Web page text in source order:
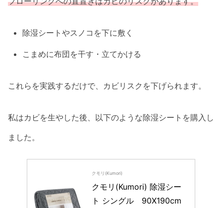
除湿シートやスノコを下に敷く
こまめに布団を干す・立てかける
これらを実践するだけで、カビリスクを下げられます。
私はカビを生やした後、以下のような除湿シートを購入し
ました。
クモリ(Kumori)
クモリ(Kumori) 除湿シー
ト シングル　90X190cm